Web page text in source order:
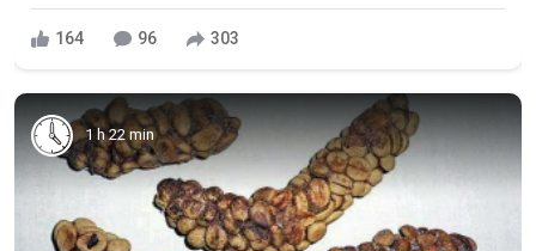
164 96 303
1 h 22 min